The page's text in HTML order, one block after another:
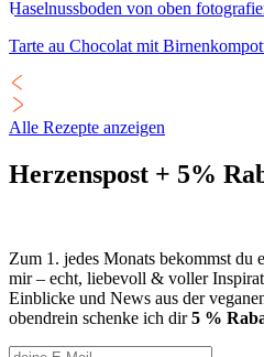
Tarte au Chocolat mit
Alle Rezepte anzeigen
Herzenspost + 5%
Zum 1. jedes Monats bekommst du
mir – echt, liebevoll & voller
Einblicke und News aus der
obendrein schenke ich dir5 %